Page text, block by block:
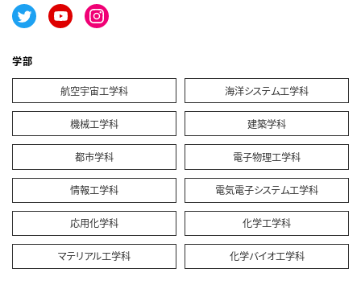
学部
航空宇宙工学科 海洋システム工学科
機械工学科 建築学科
都市学科 電子物理工学科
情報工学科 電気電子システム工学科
応用化学科 化学工学科
マテリアル工学科 化学バイオ工学科